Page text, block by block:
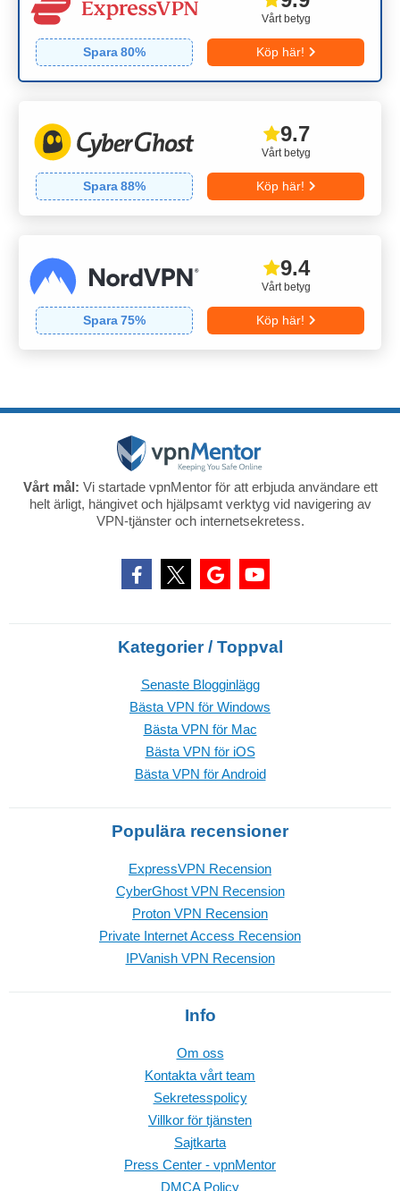
Vårt betyg
Spara80% Köp här!
Vårt betyg
9.7
Spara88% Köp här!
Vårt betyg
9.4
Spara75% Köp här!
Vårt mål: Vi startade vpnMentor för att erbjuda användare ett
helt ärligt, hängivet och hjälpsamt verktyg vid navigering av
VPN-tjänster och internetsekretess.
Kategorier / Toppval
Senaste Blogginlägg
Bästa VPN för Windows
Bästa VPN för Mac
Bästa VPN för iOS
Bästa VPN för Android
Populära recensioner
ExpressVPN Recension
CyberGhost VPN Recension
Proton VPN Recension
Private Internet Access Recension
IPVanish VPN Recension
Info
Om oss
Kontakta vårt team
Sekretesspolicy
Villkor för tjänsten
Sajtkarta
Press Center - vpnMentor
DMCA Policy